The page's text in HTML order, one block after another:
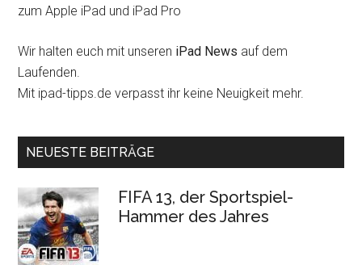
zum Apple iPad und iPad Pro
Wir halten euch mit unseren iPad News auf dem
Laufenden.
Mit ipad-tipps.de verpasst ihr keine Neuigkeit mehr.
NEUESTE BEITRÄGE
FIFA 13, der Sportspiel-
Hammer des Jahres